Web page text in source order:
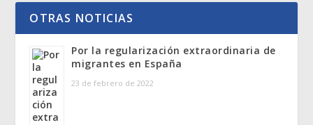
OTRAS NOTICIAS
Por la regularización extraordinaria de
migrantes en España
23 de febrero de 2022